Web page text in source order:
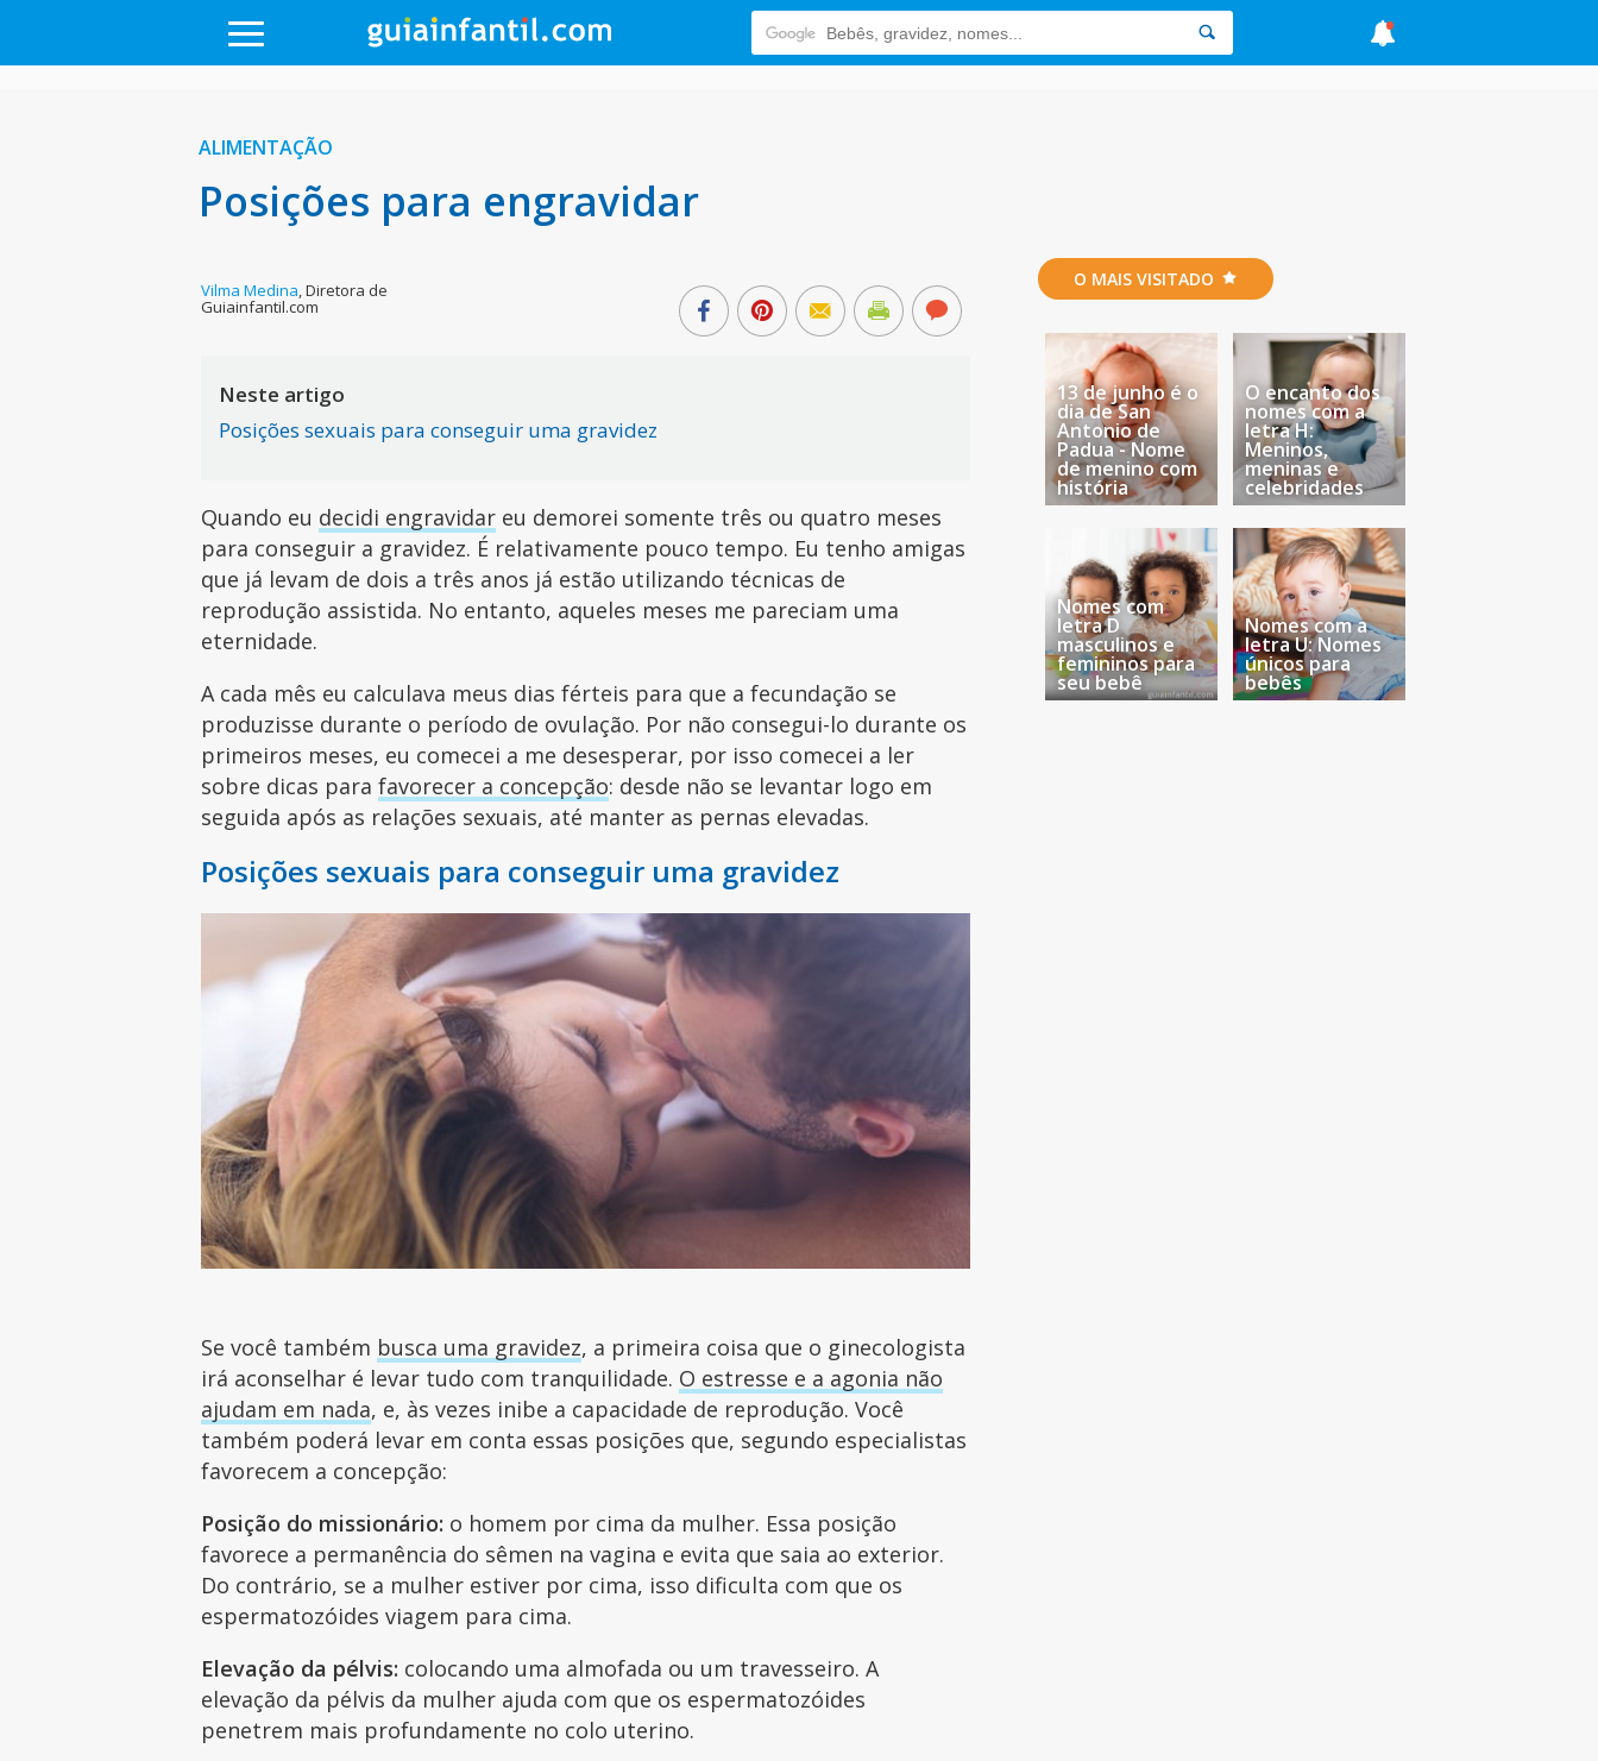
ALIMENTAÇÃO
Posições para engravidar
Vilma Medina,Diretora de
Guiainfantil.com
Neste artigo
Posições sexuais para conseguir uma gravidez
Quando eu decidi engravidar eu demorei somente três ou quatro meses
para conseguir a gravidez. É relativamente pouco tempo. Eu tenho amigas
que já levam de dois a três anos já estão utilizando técnicas de
reprodução assistida. No entanto, aqueles meses me pareciam uma
eternidade.
A cada mês eu calculava meus dias férteis para que a fecundação se
produzisse durante o período de ovulação. Por não consegui-lo durante os
primeiros meses, eu comecei a me desesperar, por isso comecei a ler
sobre dicas parafavorecer a concepção: desde não se levantar logo em
seguida após as relações sexuais, até manter as pernas elevadas.
Posições sexuais para conseguir uma gravidez
Se você também busca uma gravidez, a primeira coisa que o ginecologista
irá aconselhar é levar tudo com tranquilidade. O estresse e a agonia não
ajudam em nada, e, às vezes inibe a capacidade de reprodução. Você
também poderá levar em conta essas posições que, segundo especialistas
favorecem a concepção:
Posição do missionário: o homem por cima da mulher. Essa posição
favorece a permanência do sêmen na vagina e evita que saia ao exterior.
Do contrário, se a mulher estiver por cima, isso dificulta com que os
espermatozóides viagem para cima.
Elevação da pélvis: colocando uma almofada ou um travesseiro. A
elevação da pélvis da mulher ajuda com que os espermatozóides
penetrem mais profundamente no colo uterino.
O MAIS VISITADO
13 de junho é o
dia de San
Antonio de
Padua - Nome
de menino com
história
O encanto dos
nomes com a
letra H:
Meninos,
meninas e
celebridades
Nomes com
letra D
masculinos e
femininos para
seu bebê
Nomes com a
letra U: Nomes
únicos para
bebês